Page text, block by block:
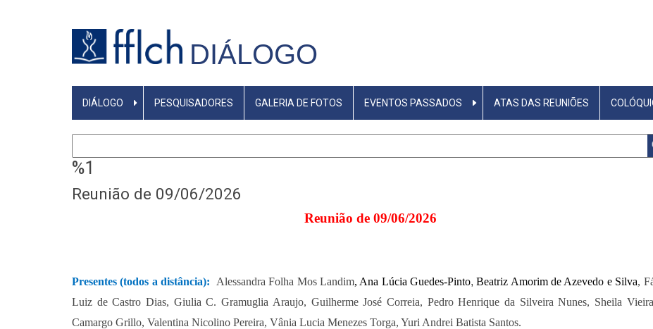
DIÁLOGO
NAVEGAÇÃO
DIÁLOGO PESQUISADORES GALERIA DE FOTOS EVENTOS PASSADOS ATAS DAS REUNIÕES
%1
Reunião de 09/06/2026
Reunião de 09/06/2026
Presentes (todos a distância): Alessandra Folha Mos Landim, Ana Lúcia Guedes-Pinto,Beatriz Amorim de Azevedo e Silva,
Luiz de Castro Dias, Giulia C. Gramuglia Araujo, Guilherme José Correia, Pedro Henrique da Silveira Nunes, Sheila
Camargo Grillo, Valentina Nicolino Pereira, Vânia Lucia Menezes Torga, Yuri Andrei Batista Santos.